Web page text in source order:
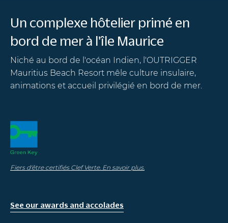
Un complexe hôtelier primé en
bord de mer à l'île Maurice
Niché au bord de l'océan Indien, l'OUTRIGGER
Mauritius Beach Resort mêle culture insulaire,
animations et accueil privilégié en bord de mer.
Fiers d'être certifiés Clef Verte. En savoir plus.
See our awards and accolades